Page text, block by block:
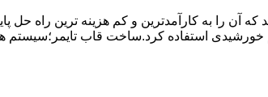
را به کارآمدترین و کم هزینه ترین راه حل
استفاده کرد.ساخت قاب تایمر؛سیستم